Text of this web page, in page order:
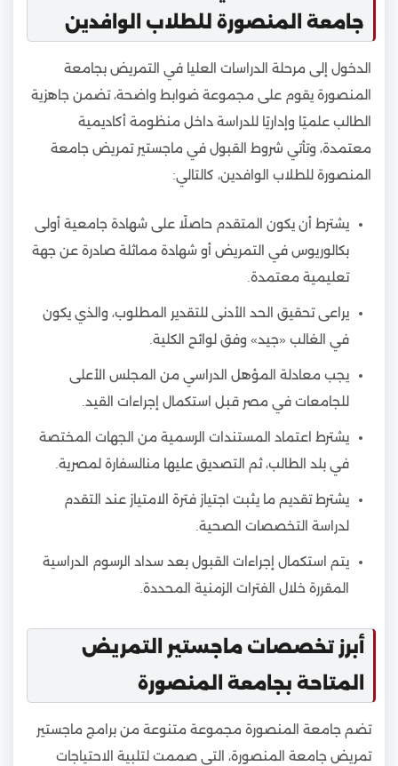
جامعة المنصورة للطلاب الوافدين
الدخول إلى مرحلة الدراسات العليا في التمريض بجامعة
المنصورة يقوم على مجموعة ضوابط واضحة، تضمن جاهزية
الطالب علميًا وإداريًا للدراسة داخل منظومة أكاديمية
معتمدة، وتأتي شروط القبول في ماجستير تمريض جامعة
المنصورة للطلاب الوافدين، كالتالي:
يشترط أن يكون المتقدم حاصلًا على شهادة جامعية أولى
بكالوريوس في التمريض أو شهادة مماثلة صادرة عن جهة
تعليمية معتمدة.
يراعى تحقيق الحد الأدنى للتقدير المطلوب، والذي يكون
في الغالب «جيد» وفق لوائح الكلية.
يجب معادلة المؤهل الدراسي من المجلس الأعلى
للجامعات في مصر قبل استكمال إجراءات القيد.
يشترط اعتماد المستندات الرسمية من الجهات المختصة
في بلد الطالب، ثم التصديق عليها منالسفارة لمصرية.
يشترط تقديم ما يثبت اجتياز فترة الامتياز عند التقدم
لدراسة التخصصات الصحية.
يتم استكمال إجراءات القبول بعد سداد الرسوم الدراسية
المقررة خلال الفترات الزمنية المحددة.
أبرز تخصصات ماجستير التمريض
المتاحة بجامعة المنصورة
تضم جامعة المنصورة مجموعة متنوعة من برامج ماجستير
تمريض جامعة المنصورة، التي صممت لتلبية الاحتياجات